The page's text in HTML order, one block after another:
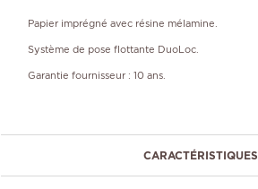
Papier imprégné avec résine mélamine.
Système de pose flottante DuoLoc.
Garantie fournisseur : 10 ans.
CARACTÉRISTIQUES